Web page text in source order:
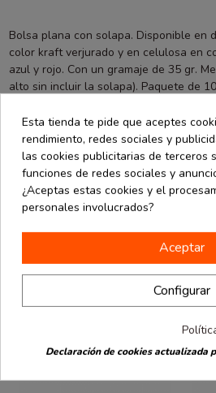
Bolsa plana con solapa. Disponible en
color kraft verjurado y en celulosa en
azul y rojo. Con un gramaje de 35 gr.
alto sin incluir la solapa). Paquete de
Los clientes que compraron
también han comprado:
Esta tienda te pide que aceptes
rendimiento, redes sociales y
las cookies publicitarias de terceros
funciones de redes sociales y
¿Aceptas estas cookies y el
personales involucrados?
Aceptar
Configurar
Declaración de cookies actualizada